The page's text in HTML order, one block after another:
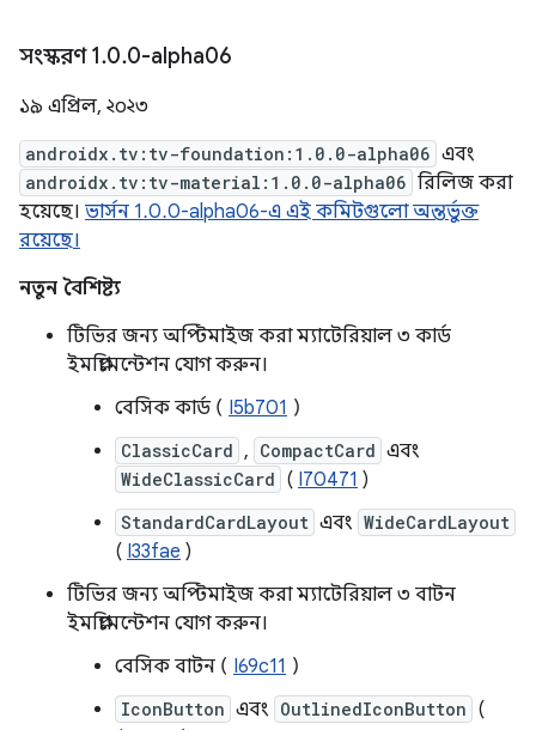
সংস্করণ 1.0.0-alpha06
১৯ এপ্রিল, ২০২৩
androidx.tv:tv-foundation:1.0.0-alpha06 এবং
androidx.tv:tv-material:1.0.0-alpha06 রিলিজ করা
হয়েছে। ভার্সন 1.0.0-alpha06-এ এই কমিটগুলো অন্তর্ভুক্ত
রয়েছে।
নতুন বৈশিষ্ট্য
টিভির জন্য অপ্টিমাইজ করা ম্যাটেরিয়াল ৩ কার্ড
ইমপ্লিমেন্টেশন যোগ করুন।
বেসিক কার্ড ( I5b701 )
ClassicCard , CompactCard এবং
WideClassicCard ( I70471 )
StandardCardLayout এবং WideCardLayout
( I33fae )
টিভির জন্য অপ্টিমাইজ করা ম্যাটেরিয়াল ৩ বাটন
ইমপ্লিমেন্টেশন যোগ করুন।
বেসিক বাটন ( I69c11 )
IconButton এবং OutlinedIconButton (